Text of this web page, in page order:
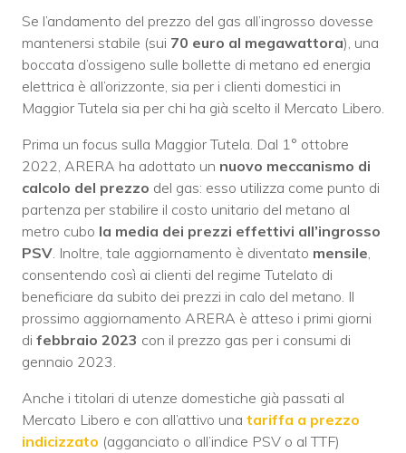
Se l’andamento del prezzo del gas all’ingrosso dovesse
mantenersi stabile (sui 70 euro al megawattora), una
boccata d’ossigeno sulle bollette di metano ed energia
elettrica è all’orizzonte, sia per i clienti domestici in
Maggior Tutela sia per chi ha già scelto il Mercato Libero.
Prima un focus sulla Maggior Tutela. Dal 1° ottobre
2022, ARERA ha adottato un nuovo meccanismo di
calcolo del prezzo del gas: esso utilizza come punto di
partenza per stabilire il costo unitario del metano al
metro cubo la media dei prezzi effettivi all’ingrosso
PSV. Inoltre, tale aggiornamento è diventato mensile,
consentendo così ai clienti del regime Tutelato di
beneficiare da subito dei prezzi in calo del metano. Il
prossimo aggiornamento ARERA è atteso i primi giorni
di febbraio 2023 con il prezzo gas per i consumi di
gennaio 2023.
Anche i titolari di utenze domestiche già passati al
Mercato Libero e con all’attivo una tariffa a prezzo
indicizzato (agganciato o all’indice PSV o al TTF)